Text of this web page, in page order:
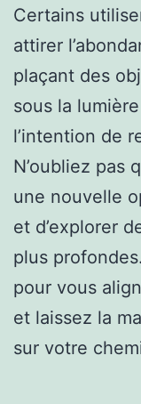
Certains
attirer
plaçant des
sous la
l’intention de
N’oubliez pas
une nouvelle
et d’explorer
plus
pour vous
et laissez la
sur votre